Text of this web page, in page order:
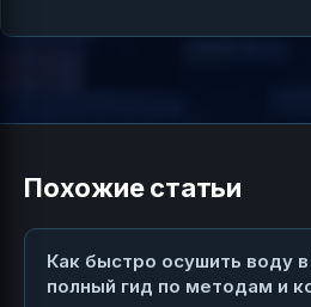
Похожие статьи
Как быстро осушить воду
полный гид по методам и